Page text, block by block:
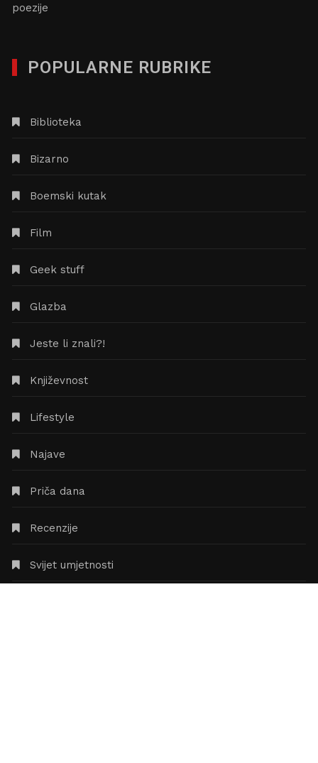
POPULARNE RUBRIKE
Biblioteka
Bizarno
Boemski kutak
Film
Geek stuff
Glazba
Jeste li znali?!
Književnost
Lifestyle
Najave
Priča dana
Recenzije
Svijet umjetnosti